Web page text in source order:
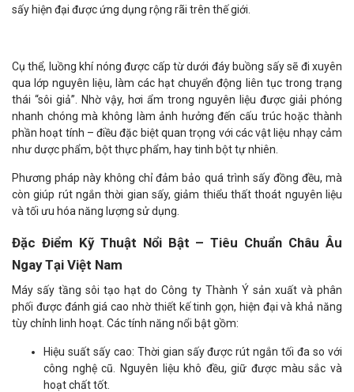
sấy hiện đại được ứng dụng rộng rãi trên thế giới.
Cụ thể, luồng khí nóng được cấp từ dưới đáy buồng sấy sẽ đi xuyên
qua lớp nguyên liệu, làm các hạt chuyển động liên tục trong trạng
thái “sôi giả”. Nhờ vậy, hơi ẩm trong nguyên liệu được giải phóng
nhanh chóng mà không làm ảnh hưởng đến cấu trúc hoặc thành
phần hoạt tính – điều đặc biệt quan trọng với các vật liệu nhạy cảm
như dược phẩm, bột thực phẩm, hay tinh bột tự nhiên.
Phương pháp này không chỉ đảm bảo quá trình sấy đồng đều, mà
còn giúp rút ngắn thời gian sấy, giảm thiểu thất thoát nguyên liệu
và tối ưu hóa năng lượng sử dụng.
Đặc Điểm Kỹ Thuật Nổi Bật – Tiêu Chuẩn Châu Âu
Ngay Tại Việt Nam
Máy sấy tầng sôi tạo hạt do Công ty Thành Ý sản xuất và phân
phối được đánh giá cao nhờ thiết kế tinh gọn, hiện đại và khả năng
tùy chỉnh linh hoạt. Các tính năng nổi bật gồm:
Hiệu suất sấy cao: Thời gian sấy được rút ngắn tối đa so với
công nghệ cũ. Nguyên liệu khô đều, giữ được màu sắc và
hoạt chất tốt.